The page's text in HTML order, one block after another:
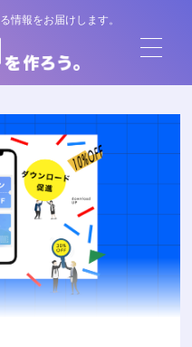
情報をお届けします。